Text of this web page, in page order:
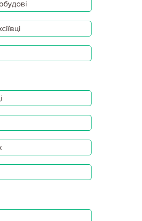
ГОДОВЫХ
Детальніше...